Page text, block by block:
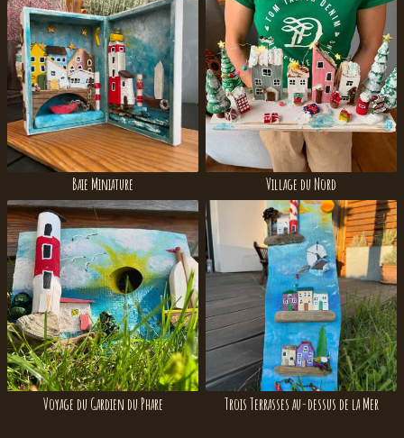
Baie Miniature Village du Nord
Voyage du Gardien du Phare Trois Terrasses au-dessus de la Mer